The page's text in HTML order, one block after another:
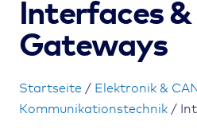
Interfaces &
Gateways
Startseite / Elektronik & CAN
Kommunikationstechnik /